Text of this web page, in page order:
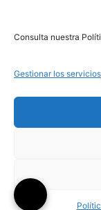
Consulta nuestra
Gestionar los servicios